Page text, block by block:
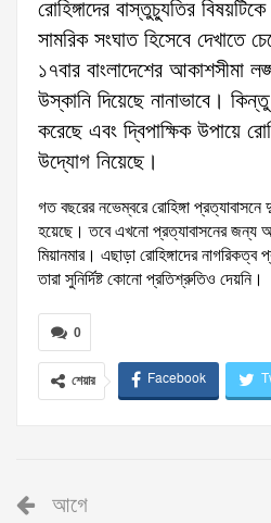
রোহিঙ্গাদের বাস্তুচ্যুতির
সামরিক সংঘাত হিসেবে দেখাতে
১৭বার বাংলাদেশের আকাশসীমা
উস্কানি দিয়েছে নানাভাবে।
করেছে এবং দ্বিপাক্ষিক উপায়ে
উদ্যোগ নিয়েছে।
গত বছরের নভেম্বরে রোহিঙ্গা
হয়েছে। তবে এখনো প্রত্যাবাসনের জন্য
মিয়ানমার। এছাড়া রোহিঙ্গাদের
তারা সুনির্দিষ্ট কোনো প্রতিশ্রুতিও দেয়নি।
0
শেয়ার Facebook
আগে